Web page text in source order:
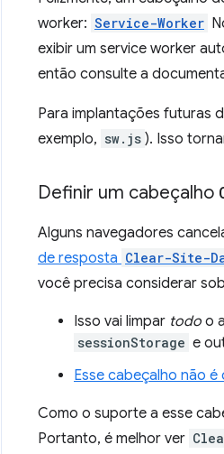
worker: Service-Worker
exibir um service worker
então consulte a
Para implantações futuras
exemplo, sw.js ). Isso
Definir um cabeçalho
Alguns navegadores
de resposta Clear-Site-
você precisa considerar
Isso vai limpar todo o
sessionStorage e
Esse cabeçalho não
Como o suporte a esse
Portanto, é melhor ver